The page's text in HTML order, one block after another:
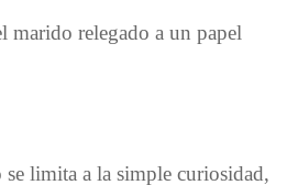
marido relegado a un papel
limita a la simple curiosidad,